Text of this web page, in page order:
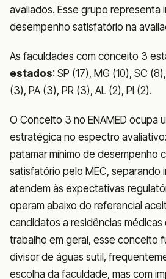
avaliados. Esse grupo representa
desempenho satisfatório na
As faculdades com conceito 3
estados: SP (17), MG (10), SC
(3), PA (3), PR (3), AL (2), PI (2).
O Conceito 3 no ENAMED ocupa
estratégica no espectro
patamar mínimo de desempenho
satisfatório pelo MEC, separando
atendem às expectativas
operam abaixo do referencial
candidatos a residências
trabalho em geral, esse conceito
divisor de águas sutil,
escolha da faculdade, mas com